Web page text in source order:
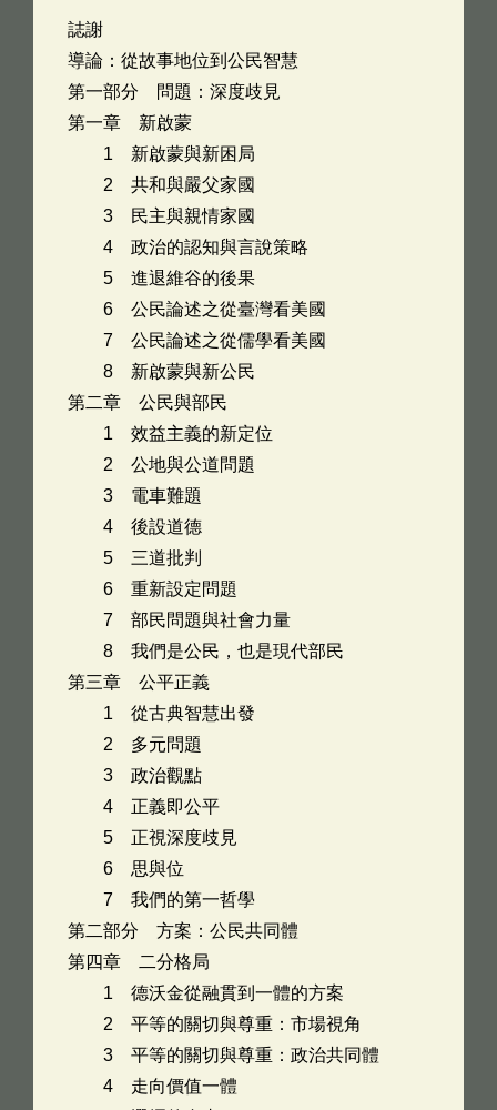
誌謝
導論：從故事地位到公民智慧
第一部分 問題：深度歧見
第一章 新啟蒙
1 新啟蒙與新困局
2 共和與嚴父家國
3 民主與親情家國
4 政治的認知與言說策略
5 進退維谷的後果
6 公民論述之從臺灣看美國
7 公民論述之從儒學看美國
8 新啟蒙與新公民
第二章 公民與部民
1 效益主義的新定位
2 公地與公道問題
3 電車難題
4 後設道德
5 三道批判
6 重新設定問題
7 部民問題與社會力量
8 我們是公民，也是現代部民
第三章 公平正義
1 從古典智慧出發
2 多元問題
3 政治觀點
4 正義即公平
5 正視深度歧見
6 思與位
7 我們的第一哲學
第二部分 方案：公民共同體
第四章 二分格局
1 德沃金從融貫到一體的方案
2 平等的關切與尊重：市場視角
3 平等的關切與尊重：政治共同體
4 走向價值一體